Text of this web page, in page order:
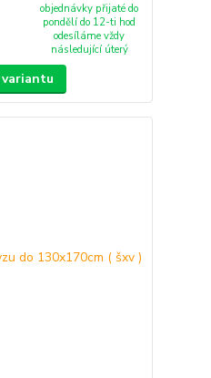
objednávky přijaté do
pondělí do 12-ti hod
odesíláme vždy
následující úterý